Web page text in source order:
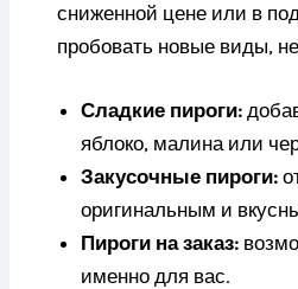
сниженной цене или в
пробовать новые виды,
Сладкие пироги:
яблоко, малина или
Закусочные пироги:
оригинальным и
Пироги на заказ:
именно для вас.